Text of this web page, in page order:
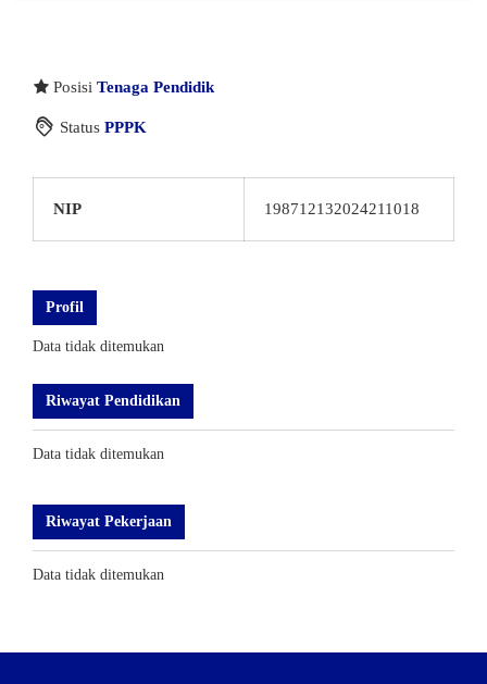
Posisi Tenaga Pendidik
Status PPPK
NIP 198712132024211018
Profil
Data tidak ditemukan
Riwayat Pendidikan
Data tidak ditemukan
Riwayat Pekerjaan
Data tidak ditemukan